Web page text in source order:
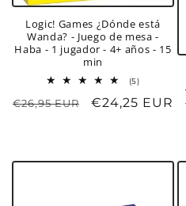
Logic! Games ¿Dónde está
Wanda? - Juego de mesa -
Haba - 1 jugador - 4+ años - 15
min
(5)5
totales
Precio
€26,95 EUR
Precio
€24,25 EUR